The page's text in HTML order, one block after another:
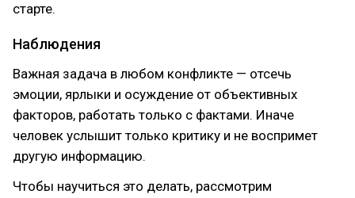
старте.
Наблюдения
Важная задача в любом конфликте — отсечь
эмоции, ярлыки и осуждение от объективных
факторов, работать только с фактами. Иначе
человек услышит только критику и не воспримет
другую информацию.
Чтобы научиться это делать, рассмотрим